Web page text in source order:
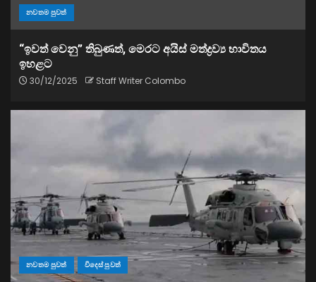
නවතම පුවත්
“ඉවත් වෙනු” තිබුණත්, මෙරට අයිස් මත්ද්‍රව්‍ය භාවිතය
ඉහළට
30/12/2025 Staff Writer Colombo
නවතම පුවත් විදෙස් පුවත්